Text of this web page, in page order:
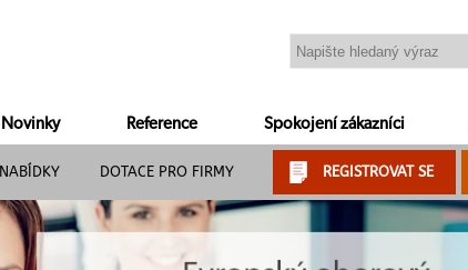
Novinky Reference Spokojení zákazníci
NABÍDKY DOTACE PRO FIRMY REGISTROVAT SE